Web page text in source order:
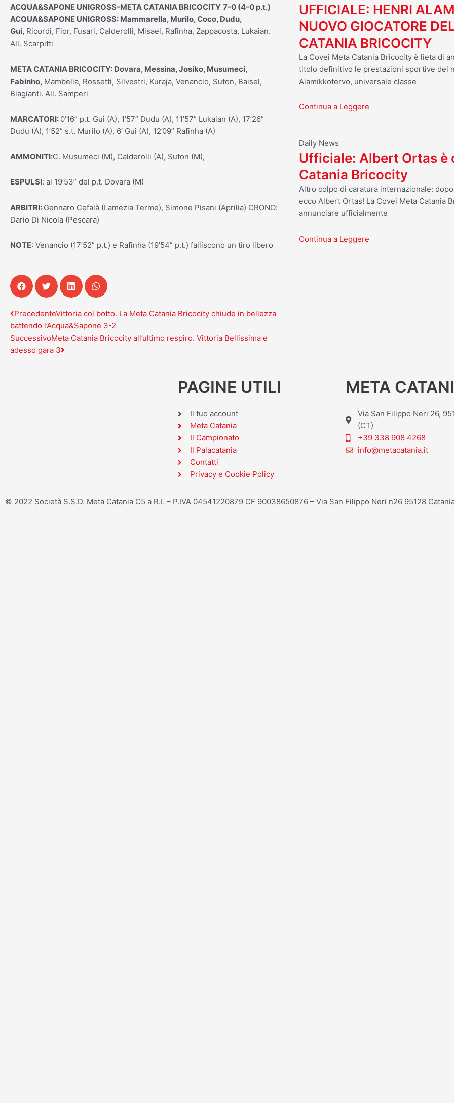
ACQUA&SAPONE UNIGROSS-META CATANIA BRICOCITY 7-0 (4-0 p.t.)
ACQUA&SAPONE UNIGROSS: Mammarella, Murilo, Coco, Dudu,
Gui, Ricordi, Fior, Fusari, Calderolli, Misael, Rafinha, Zappacosta, Lukaian.
All. Scarpitti
META CATANIA BRICOCITY: Dovara, Messina, Josiko, Musumeci,
Fabinho, Mambella, Rossetti, Silvestri, Kuraja, Venancio, Suton, Baisel,
Biagianti. All. Samperi
MARCATORI: 0’16” p.t. Gui (A), 1’57” Dudu (A), 11’57” Lukaian (A), 17’26”
Dudu (A), 1’52” s.t. Murilo (A), 6′ Gui (A), 12’09” Rafinha (A)
AMMONITI:C. Musumeci (M), Calderolli (A), Suton (M),
ESPULSI: al 19’53” del p.t. Dovara (M)
ARBITRI: Gennaro Cefalà (Lamezia Terme), Simone Pisani (Aprilia) CRONO:
Dario Di Nicola (Pescara)
NOTE: Venancio (17’52” p.t.) e Rafinha (19’54” p.t.) falliscono un tiro libero
Precedente
PrecedenteVittoria col botto. La Meta Catania Bricocity chiude in bellezza
battendo l’Acqua&Sapone 3-2
SuccessivoMeta Catania Bricocity all’ultimo respiro. Vittoria Bellissima e
adesso gara 3
Successivo
UFFICIALE: HENRI
NUOVO GIOCATORE
CATANIA BRICOCITY
La Covei Meta Catania Bricocity è lieta di
titolo definitivo le prestazioni sportive del
Alamikkotervo, universale classe
Continua a Leggere
Daily News
Ufficiale: Albert Ortas è
Catania Bricocity
Altro colpo di caratura internazionale:
ecco Albert Ortas! La Covei Meta Catania
annunciare ufficialmente
Continua a Leggere
PAGINE UTILI
Il tuo account
Meta Catania
Il Campionato
Il Palacatania
Contatti
Privacy e Cookie Policy
META
Via San Filippo Neri 26,
(CT)
+39 338 908 4268
info@metacatania.it
© 2022 Società S.S.D. Meta Catania C5 a R.L – P.IVA 04541220879 CF 90038650876 – Via San Filippo Neri n26 95128